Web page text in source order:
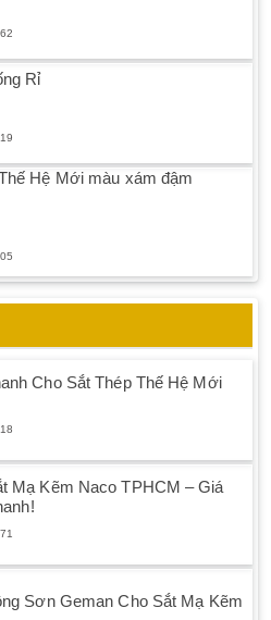
Rỉ
Hệ Mới màu xám đậm
Cho Sắt Thép Thế Hệ Mới
Mạ Kẽm Naco TPHCM – Giá
Sơn Geman Cho Sắt Mạ Kẽm